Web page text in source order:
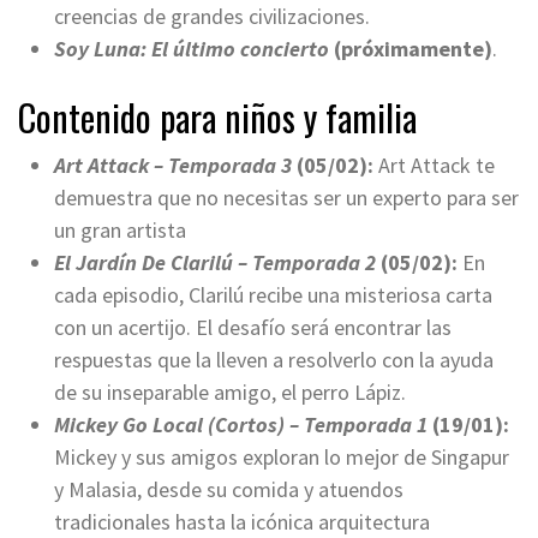
creencias de grandes civilizaciones.
Soy Luna: El último concierto (próximamente).
Contenido para niños y familia
Art Attack – Temporada 3 (05/02): Art Attack te
demuestra que no necesitas ser un experto para ser
un gran artista
El Jardín De Clarilú – Temporada 2 (05/02): En
cada episodio, Clarilú recibe una misteriosa carta
con un acertijo. El desafío será encontrar las
respuestas que la lleven a resolverlo con la ayuda
de su inseparable amigo, el perro Lápiz.
Mickey Go Local (Cortos) – Temporada 1 (19/01):
Mickey y sus amigos exploran lo mejor de Singapur
y Malasia, desde su comida y atuendos
tradicionales hasta la icónica arquitectura